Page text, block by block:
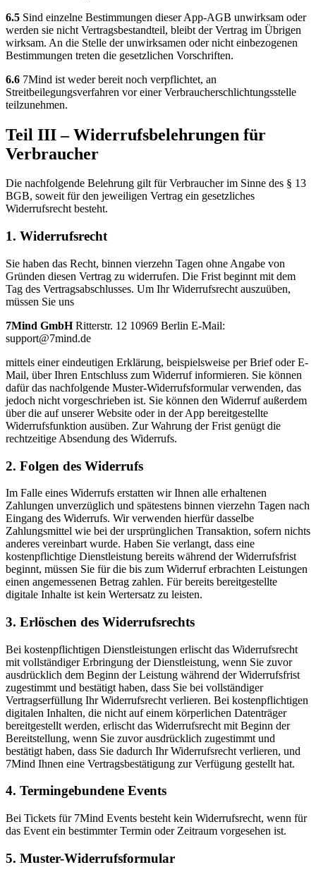
6.5 Sind einzelne Bestimmungen dieser App-AGB unwirksam oder
werden sie nicht Vertragsbestandteil, bleibt der Vertrag im Übrigen
wirksam. An die Stelle der unwirksamen oder nicht einbezogenen
Bestimmungen treten die gesetzlichen Vorschriften.
6.6 7Mind ist weder bereit noch verpflichtet, an
Streitbeilegungsverfahren vor einer Verbraucherschlichtungsstelle
teilzunehmen.
Teil III – Widerrufsbelehrungen für
Verbraucher
Die nachfolgende Belehrung gilt für Verbraucher im Sinne des § 13
BGB, soweit für den jeweiligen Vertrag ein gesetzliches
Widerrufsrecht besteht.
1. Widerrufsrecht
Sie haben das Recht, binnen vierzehn Tagen ohne Angabe von
Gründen diesen Vertrag zu widerrufen. Die Frist beginnt mit dem
Tag des Vertragsabschlusses. Um Ihr Widerrufsrecht auszuüben,
müssen Sie uns
7Mind GmbHRitterstr. 12 10969 Berlin E-Mail:
support@7mind.de
mittels einer eindeutigen Erklärung, beispielsweise per Brief oder E-
Mail, über Ihren Entschluss zum Widerruf informieren. Sie können
dafür das nachfolgende Muster-Widerrufsformular verwenden, das
jedoch nicht vorgeschrieben ist. Sie können den Widerruf außerdem
über die auf unserer Website oder in der App bereitgestellte
Widerrufsfunktion ausüben. Zur Wahrung der Frist genügt die
rechtzeitige Absendung des Widerrufs.
2. Folgen des Widerrufs
Im Falle eines Widerrufs erstatten wir Ihnen alle erhaltenen
Zahlungen unverzüglich und spätestens binnen vierzehn Tagen nach
Eingang des Widerrufs. Wir verwenden hierfür dasselbe
Zahlungsmittel wie bei der ursprünglichen Transaktion, sofern nichts
anderes vereinbart wurde. Haben Sie verlangt, dass eine
kostenpflichtige Dienstleistung bereits während der Widerrufsfrist
beginnt, müssen Sie für die bis zum Widerruf erbrachten Leistungen
einen angemessenen Betrag zahlen. Für bereits bereitgestellte
digitale Inhalte ist kein Wertersatz zu leisten.
3. Erlöschen des Widerrufsrechts
Bei kostenpflichtigen Dienstleistungen erlischt das Widerrufsrecht
mit vollständiger Erbringung der Dienstleistung, wenn Sie zuvor
ausdrücklich dem Beginn der Leistung während der Widerrufsfrist
zugestimmt und bestätigt haben, dass Sie bei vollständiger
Vertragserfüllung Ihr Widerrufsrecht verlieren. Bei kostenpflichtigen
digitalen Inhalten, die nicht auf einem körperlichen Datenträger
bereitgestellt werden, erlischt das Widerrufsrecht mit Beginn der
Bereitstellung, wenn Sie zuvor ausdrücklich zugestimmt und
bestätigt haben, dass Sie dadurch Ihr Widerrufsrecht verlieren, und
7Mind Ihnen eine Vertragsbestätigung zur Verfügung gestellt hat.
4. Termingebundene Events
Bei Tickets für 7Mind Events besteht kein Widerrufsrecht, wenn für
das Event ein bestimmter Termin oder Zeitraum vorgesehen ist.
5. Muster-Widerrufsformular